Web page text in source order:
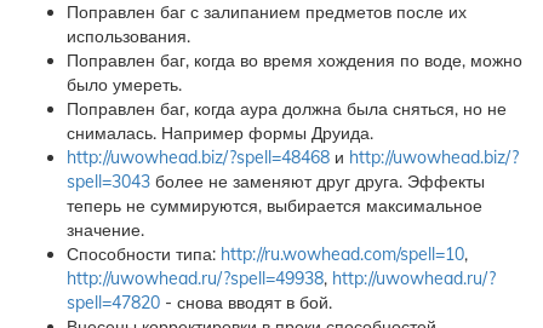
Поправлен баг с залипанием предметов после их
использования.
Поправлен баг, когда во время хождения по воде, можно
было умереть.
Поправлен баг, когда аура должна была сняться, но не
снималась. Например формы Друида.
http://uwowhead.biz/?spell=48468 и http://uwowhead.biz/?
spell=3043 более не заменяют друг друга. Эффекты
теперь не суммируются, выбирается максимальное
значение.
Способности типа: http://ru.wowhead.com/spell=10,
http://uwowhead.ru/?spell=49938, http://uwowhead.ru/?
spell=47820 - снова вводят в бой.